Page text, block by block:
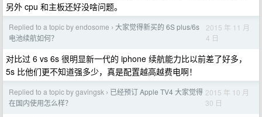
另外 cpu 和主板还好没啥问题。
Replied to a topic by endosome › 大家觉得新买的 6S plus/6s
电池续航如何？
2015 年 11 月
4 日
对比过 6 vs 6s 很明显新一代的 iphone 续航能力比以前差了好多，
5s 比他们更不知道强多少，真是配置越高越费电啊！
Replied to a topic by gavingsk › 已经预订 Apple TV4 大家觉得
在国内使用怎么样？
2015 年 10 月
30 日